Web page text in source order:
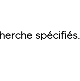
spécifiés.